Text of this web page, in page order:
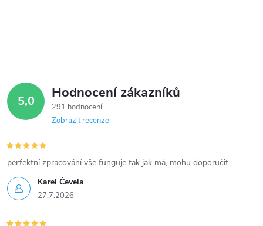
i
s
u
5,0 Hodnocení zákazníků
291 hodnocení
Zobrazit recenze
Karel Čevela
27.7.2026
perfektní zpracování vše funguje tak jak má, mohu doporučit